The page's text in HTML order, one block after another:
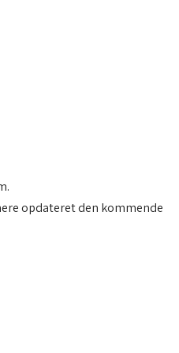
opdateret den kommende